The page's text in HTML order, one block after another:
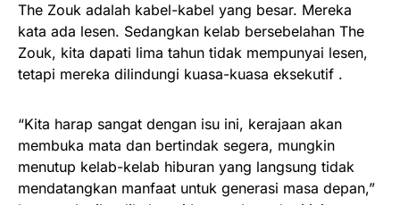
The Zouk adalah kabel-kabel yang besar. Mereka
kata ada lesen. Sedangkan kelab bersebelahan The
Zouk, kita dapati lima tahun tidak mempunyai lesen,
tetapi mereka dilindungi kuasa-kuasa eksekutif .
“Kita harap sangat dengan isu ini, kerajaan akan
membuka mata dan bertindak segera, mungkin
menutup kelab-kelab hiburan yang langsung tidak
mendatangkan manfaat untuk generasi masa depan,”